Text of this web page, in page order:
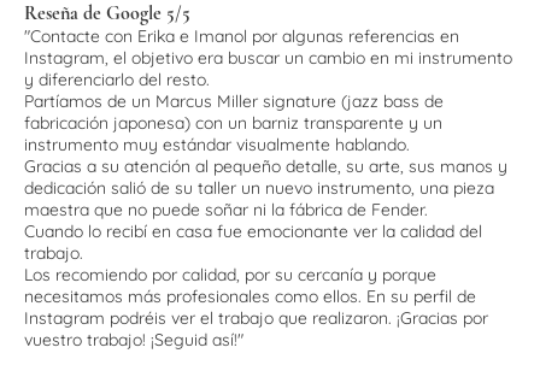
Reseña de Google 5/5
"Contacte con Erika e Imanol por algunas referencias en
Instagram, el objetivo era buscar un cambio en mi instrumento
y diferenciarlo del resto.
Partíamos de un Marcus Miller signature (jazz bass de
fabricación japonesa) con un barniz transparente y un
instrumento muy estándar visualmente hablando.
Gracias a su atención al pequeño detalle, su arte, sus manos y
dedicación salió de su taller un nuevo instrumento, una pieza
maestra que no puede soñar ni la fábrica de Fender.
Cuando lo recibí en casa fue emocionante ver la calidad del
trabajo.
Los recomiendo por calidad, por su cercanía y porque
necesitamos más profesionales como ellos. En su perfil de
Instagram podréis ver el trabajo que realizaron. ¡Gracias por
vuestro trabajo! ¡Seguid así!"